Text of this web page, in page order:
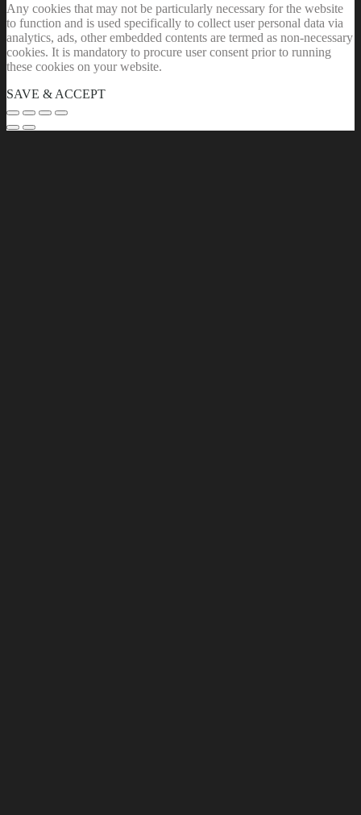
Any cookies that may not be particularly necessary for the website
to function and is used specifically to collect user personal data via
analytics, ads, other embedded contents are termed as non-necessary
cookies. It is mandatory to procure user consent prior to running
these cookies on your website.
SAVE & ACCEPT